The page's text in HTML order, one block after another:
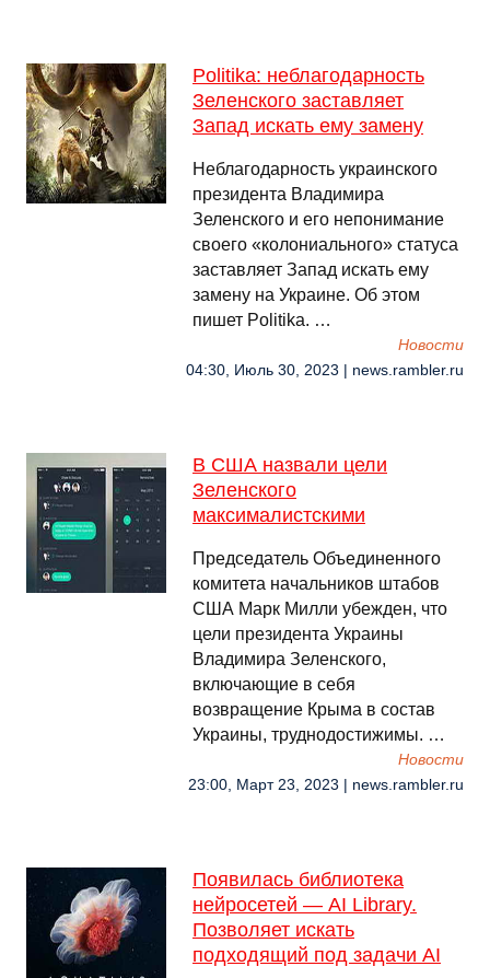
Politika: неблагодарность
Зеленского заставляет
Запад искать ему замену
Неблагодарность украинского
президента Владимира
Зеленского и его непонимание
своего «колониального» статуса
заставляет Запад искать ему
замену на Украине. Об этом
пишет Politika. …
Новости
04:30, Июль 30, 2023 | news.rambler.ru
В США назвали цели
Зеленского
максималистскими
Председатель Объединенного
комитета начальников штабов
США Марк Милли убежден, что
цели президента Украины
Владимира Зеленского,
включающие в себя
возвращение Крыма в состав
Украины, труднодостижимы. …
Новости
23:00, Март 23, 2023 | news.rambler.ru
Появилась библиотека
нейросетей — AI Library.
Позволяет искать
подходящий под задачи AI